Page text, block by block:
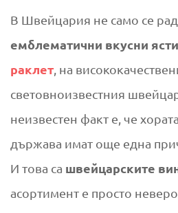
Ю
Ш
в
е
й
ц
В Швейцария не само се
емблематични вкусни
раклет , на
световноизвестния
неизвестен факт е, че
държава имат още една
И това са швейцарските
асортимент е просто